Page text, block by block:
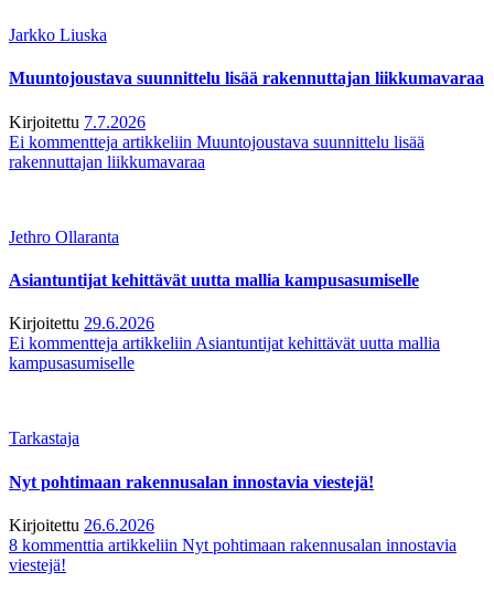
Jarkko Liuska
Muuntojoustava suunnittelu lisää rakennuttajan liikkumavaraa
Kirjoitettu 7.7.2026
Ei kommentteja artikkeliin Muuntojoustava suunnittelu lisää
rakennuttajan liikkumavaraa
Jethro Ollaranta
Asiantuntijat kehittävät uutta mallia kampusasumiselle
Kirjoitettu 29.6.2026
Ei kommentteja artikkeliin Asiantuntijat kehittävät uutta mallia
kampusasumiselle
Tarkastaja
Nyt pohtimaan rakennusalan innostavia viestejä!
Kirjoitettu 26.6.2026
8 kommenttia artikkeliin Nyt pohtimaan rakennusalan innostavia
viestejä!